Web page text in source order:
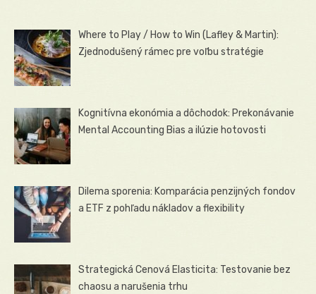
Where to Play / How to Win (Lafley & Martin):
Zjednodušený rámec pre voľbu stratégie
Kognitívna ekonómia a dôchodok: Prekonávanie
Mental Accounting Bias a ilúzie hotovosti
Dilema sporenia: Komparácia penzijných fondov
a ETF z pohľadu nákladov a flexibility
Strategická Cenová Elasticita: Testovanie bez
chaosu a narušenia trhu